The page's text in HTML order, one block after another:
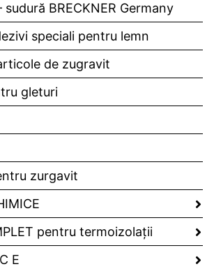
sudură BRECKNER Germany
speciali pentru lemn
de zugravit
gleturi
zurgavit
pentru termoizolaţii
E